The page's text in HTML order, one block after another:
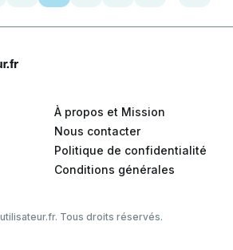
À propos et Mission
Nous contacter
Politique de confidentialité
Conditions générales
Tous droits réservés.